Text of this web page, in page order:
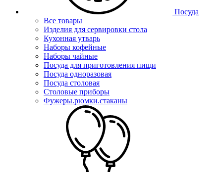
Посуда
Все товары
Изделия для сервировки стола
Кухонная утварь
Наборы кофейные
Наборы чайные
Посуда для приготовления пищи
Посуда одноразовая
Посуда столовая
Столовые приборы
Фужеры.рюмки.стаканы